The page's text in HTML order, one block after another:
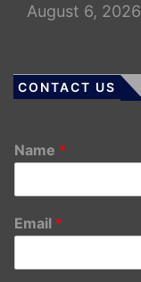
August 6, 2026
CONTACT US
Name *
Email *